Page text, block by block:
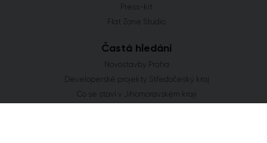
Press-kit
Flat Zone Studio
Častá hledání
Novostavby Praha
Developerské projekty Středočeský kraj
Co se staví v Jihomoravském kraji